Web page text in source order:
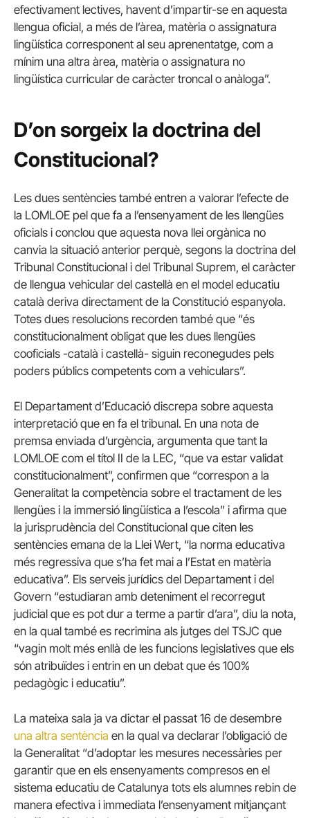
efectivament lectives, havent d’impartir-se en aquesta
llengua oficial, a més de l’àrea, matèria o assignatura
lingüística corresponent al seu aprenentatge, com a
mínim una altra àrea, matèria o assignatura no
lingüística curricular de caràcter troncal o anàloga”.
D’on sorgeix la doctrina del
Constitucional?
Les dues sentències també entren a valorar l’efecte de
la LOMLOE pel que fa a l’ensenyament de les llengües
oficials i conclou que aquesta nova llei orgànica no
canvia la situació anterior perquè, segons la doctrina del
Tribunal Constitucional i del Tribunal Suprem, el caràcter
de llengua vehicular del castellà en el model educatiu
català deriva directament de la Constitució espanyola.
Totes dues resolucions recorden també que “és
constitucionalment obligat que les dues llengües
cooficials -català i castellà- siguin reconegudes pels
poders públics competents com a vehiculars”.
El Departament d’Educació discrepa sobre aquesta
interpretació que en fa el tribunal. En una nota de
premsa enviada d’urgència, argumenta que tant la
LOMLOE com el títol II de la LEC, “que va estar validat
constitucionalment”, confirmen que “correspon a la
Generalitat la competència sobre el tractament de les
llengües i la immersió lingüística a l’escola” i afirma que
la jurisprudència del Constitucional que citen les
sentències emana de la Llei Wert, “la norma educativa
més regressiva que s’ha fet mai a l’Estat en matèria
educativa”. Els serveis jurídics del Departament i del
Govern “estudiaran amb deteniment el recorregut
judicial que es pot dur a terme a partir d’ara”, diu la nota,
en la qual també es recrimina als jutges del TSJC que
“vagin molt més enllà de les funcions legislatives que els
són atribuïdes i entrin en un debat que és 100%
pedagògic i educatiu”.
La mateixa sala ja va dictar el passat 16 de desembre
una altra sentència en la qual va declarar l’obligació de
la Generalitat “d’adoptar les mesures necessàries per
garantir que en els ensenyaments compresos en el
sistema educatiu de Catalunya tots els alumnes rebin de
manera efectiva i immediata l’ensenyament mitjançant